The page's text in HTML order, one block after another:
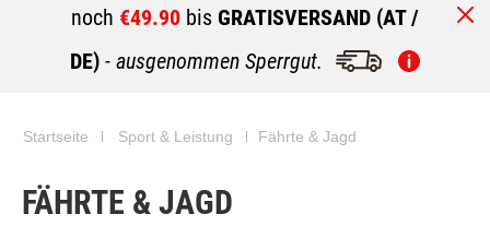
noch €49.90 bis GRATISVERSAND (AT /
DE) - ausgenommen Sperrgut.
Startseite Sport & Leistung Fährte & Jagd
FÄHRTE & JAGD